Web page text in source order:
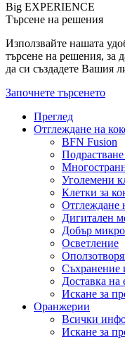
Big EXPERIENCE
Търсене на решения
Използвайте нашата
търсене на решения, за
да си създадете Вашия
Започнете търсенето
Преглед
Отглеждане на
BFN Fusion
Уголемени
Клетки за
Отглеждане
Дигитален
Добър
Осветление
Съхранение
Доставка на
Искане за
Оранжерии
Всички
Искане за